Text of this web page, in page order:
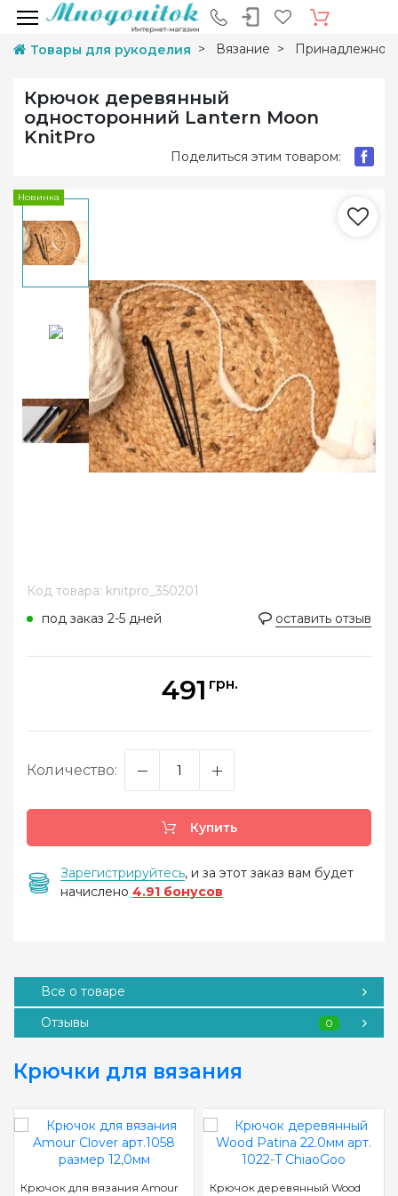
Товары для рукоделия Вязание
Крючок деревянный
односторонний Lantern Moon
KnitPro
Поделиться этим товаром:
Новинка
Код товара: knitpro_350201
под заказ 2-5 дней
оставить отзыв
491 грн.
Количество:
Купить
Зарегистрируйтесь, и за этот заказ вам будет
начислено 4.91 бонусов
Все о товаре
Отзывы
0
Крючки для вязания
Крючок для вязания Amour
Крючок деревянный Wood